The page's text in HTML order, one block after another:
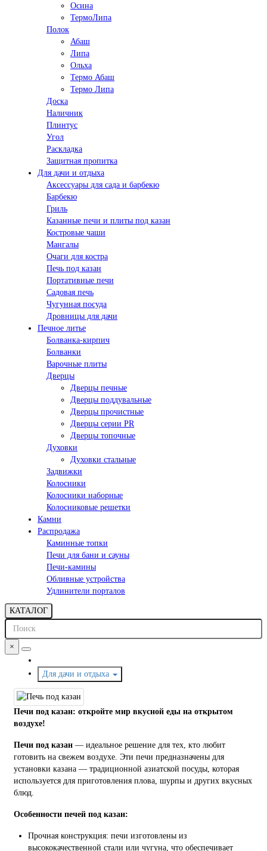
Осина
ТермоЛипа
Полок
Абаш
Липа
Ольха
Термо Абаш
Термо Липа
Доска
Наличник
Плинтус
Угол
Раскладка
Защитная пропитка
Для дачи и отдыха
Аксессуары для сада и барбекю
Барбекю
Гриль
Казанные печи и плиты под казан
Костровые чаши
Мангалы
Очаги для костра
Печь под казан
Портативные печи
Садовая печь
Чугунная посуда
Дровницы для дачи
Печное литье
Болванка-кирпич
Болванки
Варочные плиты
Дверцы
Дверцы печные
Дверцы поддувальные
Дверцы прочистные
Дверцы серии PR
Дверцы топочные
Духовки
Духовки стальные
Задвижки
Колосники
Колосники наборные
Колосниковые решетки
Камни
Распродажа
Каминные топки
Печи для бани и сауны
Печи-камины
Обливные устройства
Удлинители порталов
КАТАЛОГ
×
Для дачи и отдыха
Печи под казан: откройте мир вкусной еды на открытом
воздухе!
Печи под казан — идеальное решение для тех, кто любит
готовить на свежем воздухе. Эти печи предназначены для
установки казана — традиционной азиатской посуды, которая
используется для приготовления плова, шурпы и других вкусных
блюд.
Особенности печей под казан:
Прочная конструкция: печи изготовлены из
высококачественной стали или чугуна, что обеспечивает